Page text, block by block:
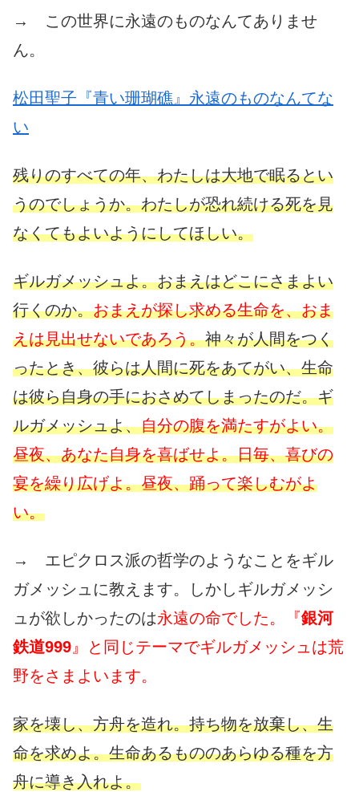
→ この世界に永遠のものなんてありませ
ん。
松田聖子『青い珊瑚礁』永遠のものなんてな
い
残りのすべての年、わたしは大地で眠るとい
うのでしょうか。わたしが恐れ続ける死を見
なくてもよいようにしてほしい。
ギルガメッシュよ。おまえはどこにさまよい
行くのか。おまえが探し求める生命を、おま
えは見出せないであろう。神々が人間をつく
ったとき、彼らは人間に死をあてがい、生命
は彼ら自身の手におさめてしまったのだ。ギ
ルガメッシュよ、自分の腹を満たすがよい。
昼夜、あなた自身を喜ばせよ。日毎、喜びの
宴を繰り広げよ。昼夜、踊って楽しむがよ
い。
→ エピクロス派の哲学のようなことをギル
ガメッシュに教えます。しかしギルガメッシ
ュが欲しかったのは永遠の命でした。『銀河
鉄道999 』と同じテーマでギルガメッシュは荒
野をさまよいます。
家を壊し、方舟を造れ。持ち物を放棄し、生
命を求めよ。生命あるもののあらゆる種を方
舟に導き入れよ。